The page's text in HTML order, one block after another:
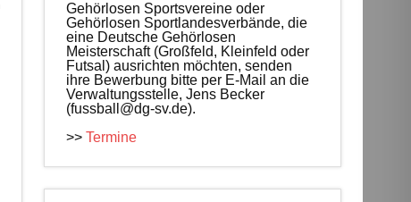
Gehörlosen Sportsvereine oder
Gehörlosen Sportlandesverbände, die
eine Deutsche Gehörlosen
Meisterschaft (Großfeld, Kleinfeld oder
Futsal) ausrichten möchten, senden
ihre Bewerbung bitte per E-Mail an die
Verwaltungsstelle, Jens Becker
(fussball@dg-sv.de).
>>Termine